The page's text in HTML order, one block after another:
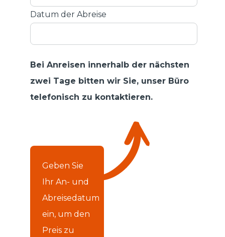
Datum der Abreise
Bei Anreisen innerhalb der nächsten
zwei Tage bitten wir Sie, unser Büro
telefonisch zu kontaktieren.
Geben Sie
Ihr An- und
Abreisedatum
ein, um den
Preis zu